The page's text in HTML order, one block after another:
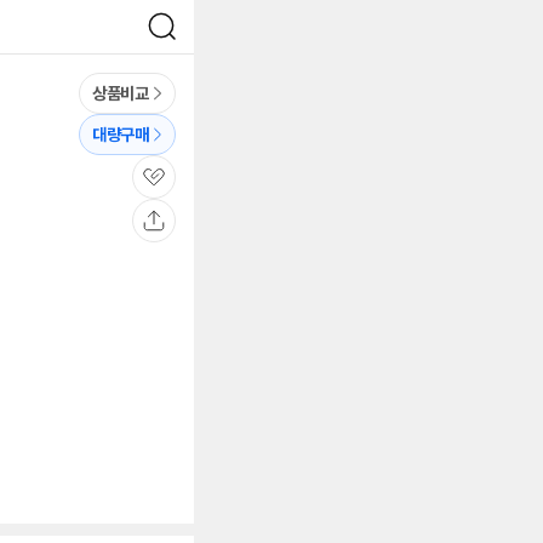
검
색
상품비교
대량구매
관
심